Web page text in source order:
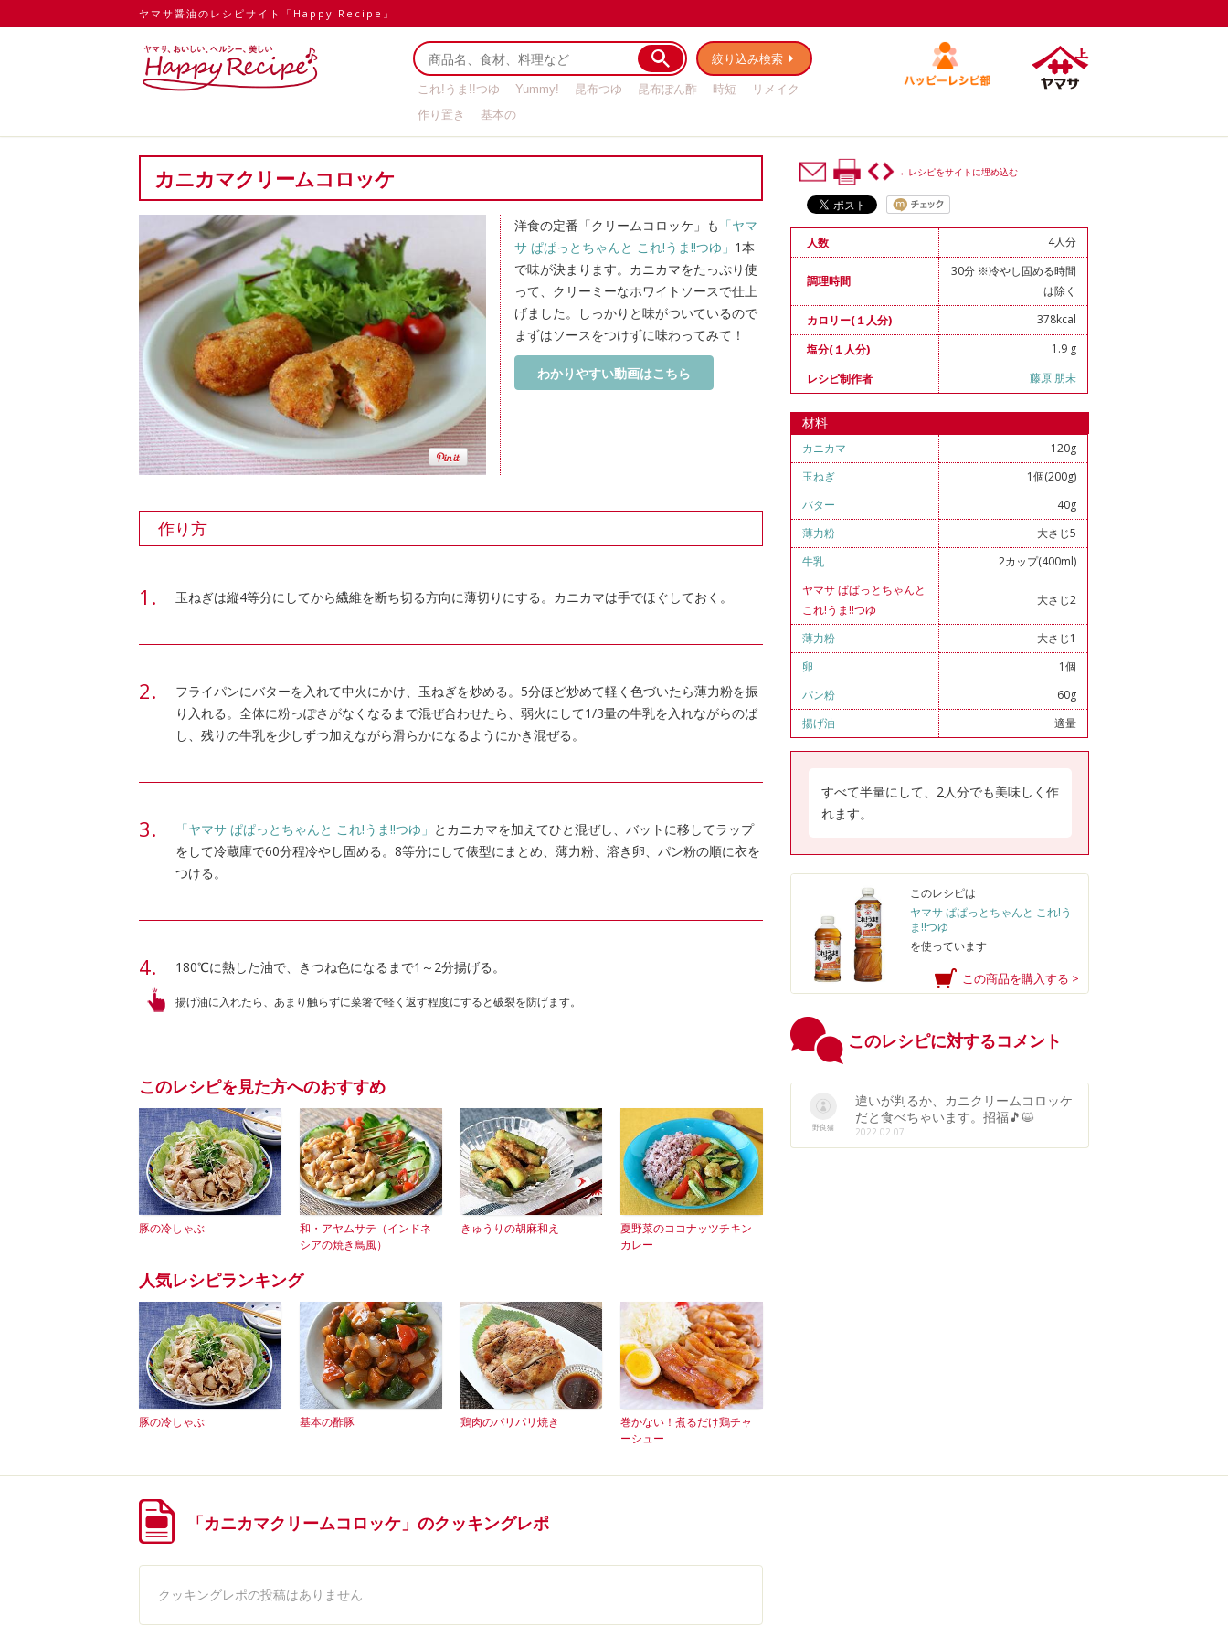
ヤマサ醤油のレシピサイト「Happy Recipe」
絞り込み検索
これ!うま!!つゆ Yummy! 昆布つゆ 昆布ぽん酢 時短
リメイク
作り置き
基本の
カニカマクリームコロッケ
洋食の定番「クリームコロッケ」も 「ヤマ
サ ぱぱっとちゃんと これ!うま!!つゆ」 1本
で味が決まります。カニカマをたっぷり使
って、クリーミーなホワイトソースで仕上
げました。しっかりと味がついているので
まずはソースをつけずに味わってみて！
わかりやすい動画はこちら
作り方
玉ねぎは縦4等分にしてから繊維を断ち切る方向に薄切りにする。カニカマは手でほぐしておく。
フライパンにバターを入れて中火にかけ、玉ねぎを炒める。5分ほど炒めて軽く色づいたら薄力粉を振
り入れる。全体に粉っぽさがなくなるまで混ぜ合わせたら、弱火にして1/3量の牛乳を入れながらのば
し、残りの牛乳を少しずつ加えながら滑らかになるようにかき混ぜる。
「ヤマサ ぱぱっとちゃんと これ!うま!!つゆ」 とカニカマを加えてひと混ぜし、バットに移してラップ
をして冷蔵庫で60分程冷やし固める。8等分にして俵型にまとめ、薄力粉、溶き卵、パン粉の順に衣を
つける。
180℃に熱した油で、きつね色になるまで1～2分揚げる。
揚げ油に入れたら、あまり触らずに菜箸で軽く返す程度にすると破裂を防げます。
このレシピを見た方へのおすすめ
豚の冷しゃぶ
和・アヤムサテ（インドネ
シアの焼き鳥風）
きゅうりの胡麻和え
夏野菜のココナッツチキン
カレー
人気レシピランキング
豚の冷しゃぶ 基本の酢豚 鶏肉のパリパリ焼き
巻かない！煮るだけ鶏チャ
ーシュー
←レシピをサイトに埋め込む
人数 4人分
調理時間
30分 ※冷やし固める時間
は除く
カロリー(１人分)
378kcal
塩分(１人分)
1.9 g
レシピ制作者
藤原 朋未
材料
カニカマ
120g
玉ねぎ
1個(200g)
バター
40g
薄力粉
大さじ5
牛乳
2カップ(400ml)
ヤマサ ぱぱっとちゃんと
これ!うま!!つゆ
大さじ2
薄力粉
大さじ1
卵
1個
パン粉
60g
揚げ油
適量
すべて半量にして、2人分でも美味しく作
れます。
このレシピは
ヤマサ ぱぱっとちゃんと これ!う
ま!!つゆ
を使っています
この商品を購入する >
このレシピに対するコメント
野良猫
違いが判るか、カニクリームコロッケ
だと食べちゃいます。招福🎵😺
2022.02.07
「カニカマクリームコロッケ」のクッキングレポ
クッキングレポの投稿はありません